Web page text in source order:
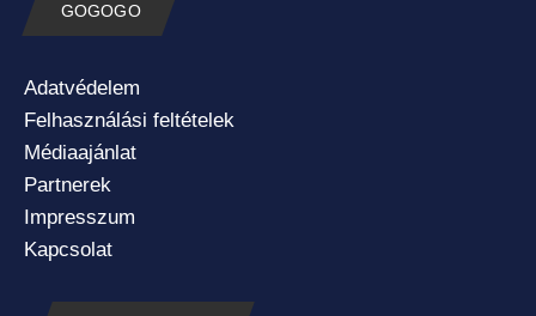
GOGOGO
Adatvédelem
Felhasználási feltételek
Médiaajánlat
Partnerek
Impresszum
Kapcsolat